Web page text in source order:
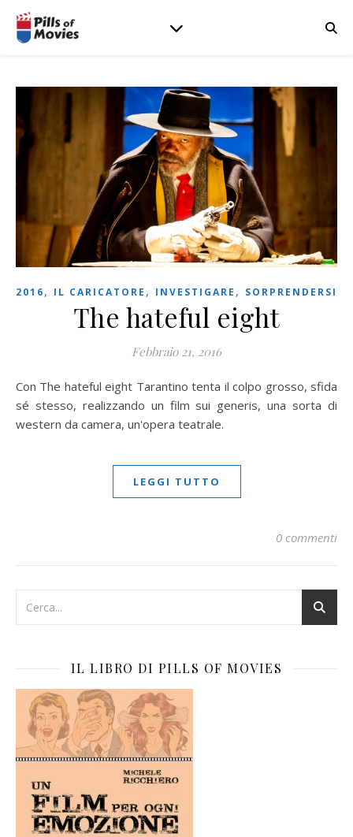
2016, IL CARICATORE , INVESTIGARE , SORPRENDERSI
The hateful eight
Febbraio 21, 2016
Con The hateful eight Tarantino tenta il colpo grosso, sfida
sé stesso, realizzando un film sui generis, una sorta di
western da camera, un'opera teatrale.
LEGGI TUTTO
0 commenti
IL LIBRO DI PILLS OF MOVIES